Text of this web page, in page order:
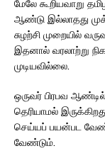
மேலே கூறியவாறு
ஆண்டு இல்லாதது
சுழற்சி முறையில்
இதனால் வரலாற்று
முடியவில்லை.
ஒருவர் பிரபவ
தெரியாமல்
செய்யப் பயன்பட
வேண்டும்.